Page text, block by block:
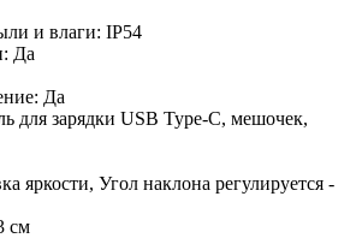
и влаги: IP54
Да
Да
для зарядки USB Type-C, мешочек,
яркости, Угол наклона регулируется -
см